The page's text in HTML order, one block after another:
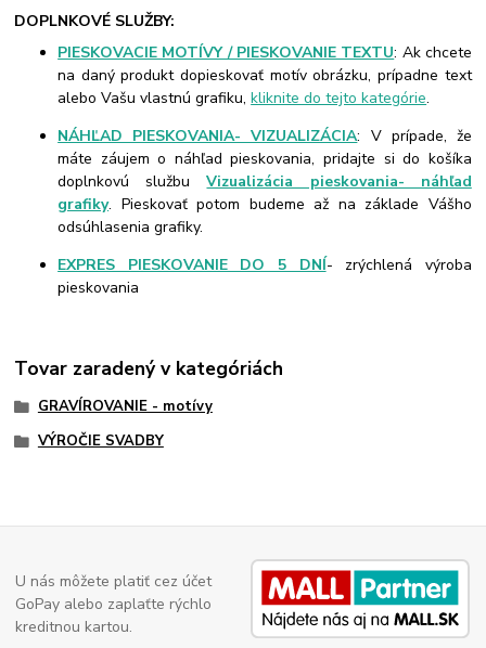
DOPLNKOVÉ SLUŽBY:
PIESKOVACIE MOTÍVY / PIESKOVANIE TEXTU: Ak chcete
na daný produkt dopieskovať motív obrázku, prípadne text
alebo Vašu vlastnú grafiku,kliknite do tejto kategórie.
NÁHĽAD PIESKOVANIA- VIZUALIZÁCIA: V prípade, že
máte záujem o náhľad pieskovania, pridajte si do košíka
doplnkovú službuVizualizácia pieskovania- náhľad
grafiky. Pieskovať potom budeme až na základe Vášho
odsúhlasenia grafiky.
EXPRES PIESKOVANIE DO 5 DNÍ- zrýchlená výroba
pieskovania
Tovar zaradený v kategóriách
GRAVÍROVANIE - motívy
VÝROČIE SVADBY
U nás môžete platiť cez účet
GoPay alebo zaplaťte rýchlo
kreditnou kartou.